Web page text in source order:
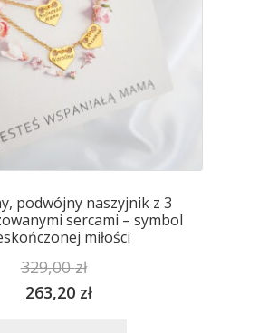
podwójny naszyjnik z 3
sercami – symbol
miłości
329,00zł
263,20 zł